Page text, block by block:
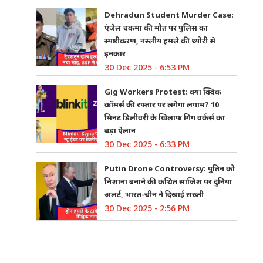
Dehradun Student Murder Case:
एंजेल चकमा की मौत पर पुलिस का
स्पष्टीकरण, नस्लीय हमले की थ्योरी से
इनकार
30 Dec 2025 - 6:53 PM
Gig Workers Protest: क्या क्विक
कॉमर्स की रफ्तार पर लगेगा लगाम? 10
मिनट डिलीवरी के खिलाफ गिग वर्कर्स का
बड़ा ऐलान
30 Dec 2025 - 6:33 PM
Putin Drone Controversy: पुतिन को
निशाना बनाने की कथित साजिश पर दुनिया
अलर्ट, भारत-चीन ने दिखाई सख्ती
30 Dec 2025 - 2:56 PM